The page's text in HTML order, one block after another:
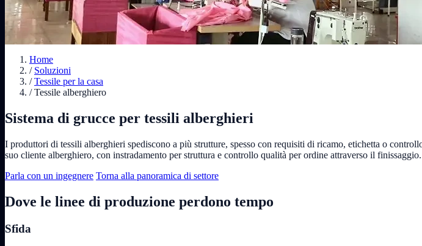
Home
/ Soluzioni
/ Tessile per la casa
/ Tessile alberghiero
Sistema di grucce per tessili alberghieri
I produttori di tessili alberghieri spediscono a più strutture, spesso con requisiti di ricamo, etichetta o
suo cliente alberghiero, con instradamento per struttura e controllo qualità per ordine attraverso il finissaggio.
Parla con un ingegnere Torna alla panoramica di settore
Dove le linee di produzione perdono tempo
Sfida